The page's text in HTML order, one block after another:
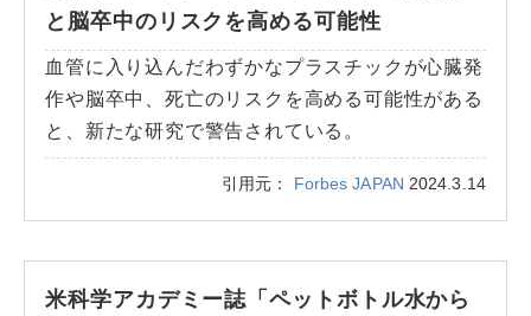
と脳卒中のリスクを高める可能性
血管に入り込んだわずかなプラスチックが心臓発
作や脳卒中、死亡のリスクを高める可能性がある
と、新たな研究で警告されている。
引用元： Forbes JAPAN 2024.3.14
米科学アカデミー誌「ペットボトル水から